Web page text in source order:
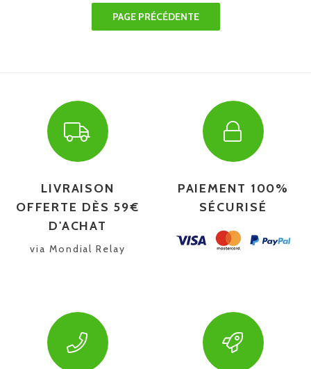
LIVRAISON
OFFERTE DÈS 59€
D'ACHAT
via Mondial Relay
PAIEMENT 100%
SÉCURISÉ